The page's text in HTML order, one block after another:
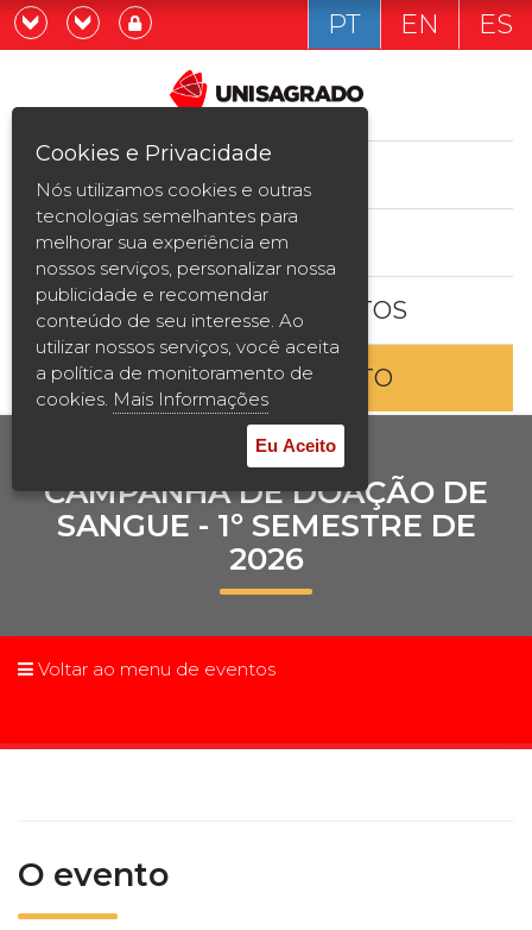
Graduação
Pós-graduação e MBA
Curta Duração
Vestibular
2ª Graduação
Transferência
Reingresso
Prouni
Contatos
Internacionalização
Já sou estudande
Quero ser estudante
PT EN ES
ESTUDE AQUI
BOLSAS E DESCONTOS
ENTRE EM CONTATO
CAMPANHA DE DOAÇÃO DE
SANGUE - 1º SEMESTRE DE
2026
Voltar ao menu de eventos
O evento
Cookies e Privacidade
Nós utilizamos cookies e outras
tecnologias semelhantes para
melhorar sua experiência em
nossos serviços, personalizar nossa
publicidade e recomendar
conteúdo de seu interesse. Ao
utilizar nossos serviços, você aceita
a política de monitoramento de
cookies. Mais Informações
Eu Aceito